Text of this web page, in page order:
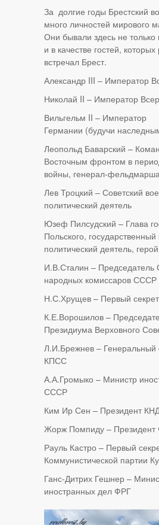
За долгие годы Брестский
много личностей мирового
Они бывали здесь не
и в качестве гостей,
встречал Брест.
Александр III – Император
Николай II – Император
Вильгельм II – Император
Германии (будучи
Леопольд Баварский –
Восточным фронтом в
войны, генерал-
Лев Троцкий – Советский
политический деятель
Юзеф Пилсудский – Глава
Польского, государственный
политический деятель,
И.В.Сталин – Председатель
народных комиссаров СССР
Н.С.Хрущев – Первый
К.Е.Ворошилов –
Президиума Верховного
Л.И.Брежнев – Генеральный
КПСС
А.А.Громыко – Министр
СССР
Ким Ир Сен – Президент
Жорж Помпиду – Президент
Рауль Кастро – Первый
Коммунистической партии
Ганс-Дитрих Гешнер –
иностранных дел ФРГ